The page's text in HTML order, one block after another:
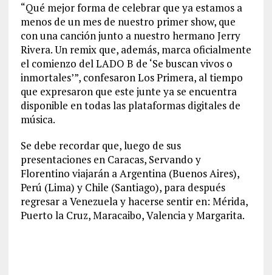
“Qué mejor forma de celebrar que ya estamos a
menos de un mes de nuestro primer show, que
con una canción junto a nuestro hermano Jerry
Rivera. Un remix que, además, marca oficialmente
el comienzo del LADO B de ‘Se buscan vivos o
inmortales’”, confesaron Los Primera, al tiempo
que expresaron que este junte ya se encuentra
disponible en todas las plataformas digitales de
música.
Se debe recordar que, luego de sus
presentaciones en Caracas, Servando y
Florentino viajarán a Argentina (Buenos Aires),
Perú (Lima) y Chile (Santiago), para después
regresar a Venezuela y hacerse sentir en: Mérida,
Puerto la Cruz, Maracaibo, Valencia y Margarita.